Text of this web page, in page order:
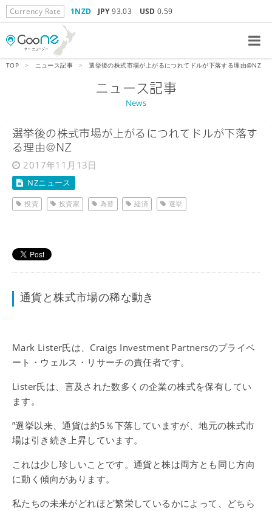
Currency Rate 1NZD JPY93.03 USD 0.59
TOP > ニュース記事 > 選挙後の株式市場が上がるにつれてドルが下落する理由@NZ
ニュース記事
News
選挙後の株式市場が上がるにつれてドルが下落す
る理由@NZ
2017年11月13日
NZニュース
投資 投資家 為替 経済 選挙
通貨と株式市場の稀な動き
Mark Lister氏は、Craigs Investment Partnersのプライベ
ート・ウェルス・リサーチの責任者です。
Lister氏は、言及された数多くの企業の株式を保有してい
ます。
”選挙以来、通貨は約5％下落していますが、地元の株式市
場は引き続き上昇しています。
これは少し珍しいことです。通貨と株は両方とも同じ方向
に動く傾向があります。
私たちの未来がどれほど繁栄しているかによって、どちら